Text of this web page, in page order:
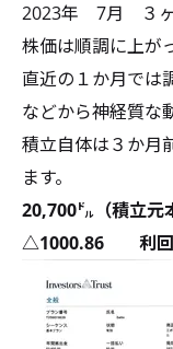
2023年 7月 ３ヶ
株価は順調に上が
直近の１か月では
などから神経質な
積立自体は３か月
ます。
20,700㌦（積立
△1000.86 利回